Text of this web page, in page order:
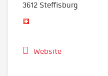
3612 Steffisburg
Website